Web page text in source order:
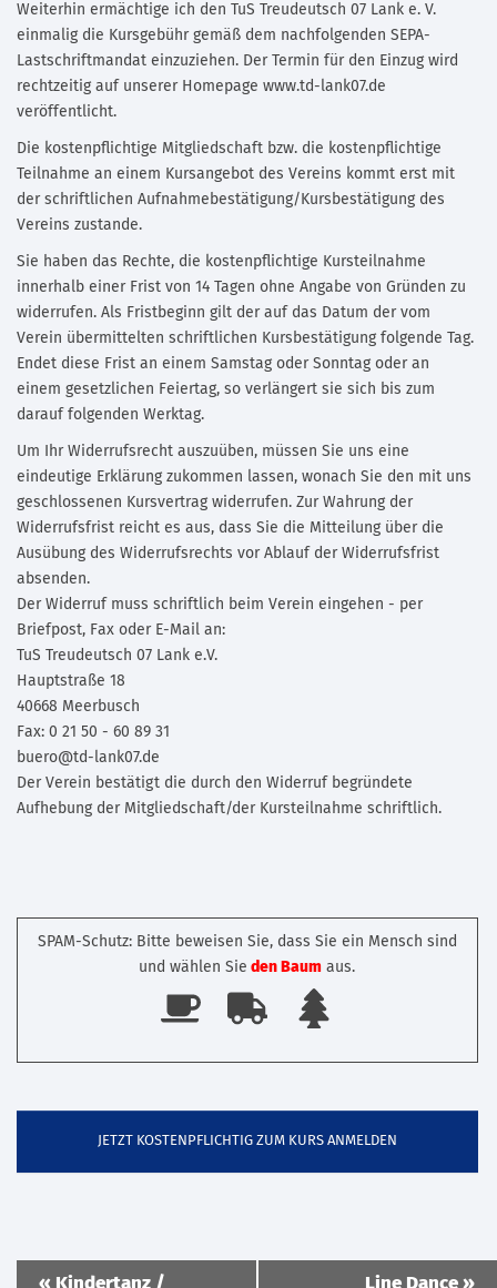
Weiterhin ermächtige ich den TuS Treudeutsch 07 Lank e. V.
einmalig die Kursgebühr gemäß dem nachfolgenden SEPA-
Lastschriftmandat einzuziehen. Der Termin für den Einzug wird
rechtzeitig auf unserer Homepage www.td-lank07.de
veröffentlicht.
Die kostenpflichtige Mitgliedschaft bzw. die kostenpflichtige
Teilnahme an einem Kursangebot des Vereins kommt erst mit
der schriftlichen Aufnahmebestätigung/Kursbestätigung des
Vereins zustande.
Sie haben das Rechte, die kostenpflichtige Kursteilnahme
innerhalb einer Frist von 14 Tagen ohne Angabe von Gründen zu
widerrufen. Als Fristbeginn gilt der auf das Datum der vom
Verein übermittelten schriftlichen Kursbestätigung folgende Tag.
Endet diese Frist an einem Samstag oder Sonntag oder an
einem gesetzlichen Feiertag, so verlängert sie sich bis zum
darauf folgenden Werktag.
Um Ihr Widerrufsrecht auszuüben, müssen Sie uns eine
eindeutige Erklärung zukommen lassen, wonach Sie den mit uns
geschlossenen Kursvertrag widerrufen. Zur Wahrung der
Widerrufsfrist reicht es aus, dass Sie die Mitteilung über die
Ausübung des Widerrufsrechts vor Ablauf der Widerrufsfrist
absenden.
Der Widerruf muss schriftlich beim Verein eingehen - per
Briefpost, Fax oder E-Mail an:
TuS Treudeutsch 07 Lank e.V.
Hauptstraße 18
40668 Meerbusch
Fax: 0 21 50 - 60 89 31
buero@td-lank07.de
Der Verein bestätigt die durch den Widerruf begründete
Aufhebung der Mitgliedschaft/der Kursteilnahme schriftlich.
SPAM-Schutz: Bitte beweisen Sie, dass Sie ein Mensch sind
und wählen Sie den Baum aus.
Veranstaltung
« Kindertanz / Line Dance »